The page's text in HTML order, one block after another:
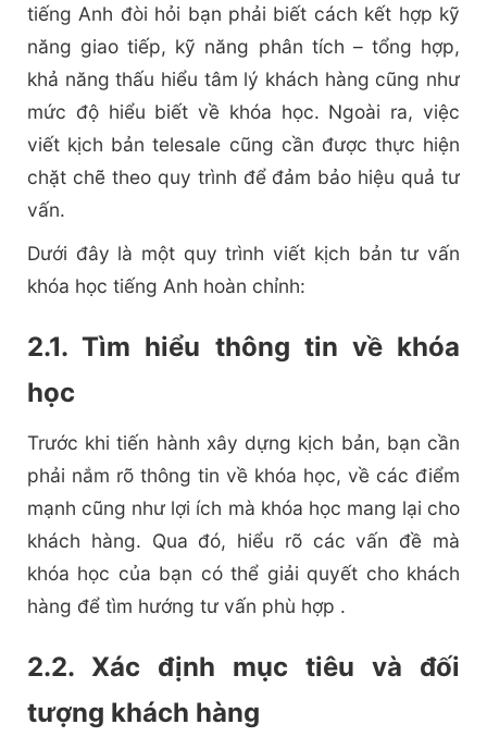
tiếng Anh đòi hỏi bạn phải biết cách kết hợp kỹ
năng giao tiếp, kỹ năng phân tích – tổng hợp,
khả năng thấu hiểu tâm lý khách hàng cũng như
mức độ hiểu biết về khóa học. Ngoài ra, việc
viết kịch bản telesale cũng cần được thực hiện
chặt chẽ theo quy trình để đảm bảo hiệu quả tư
vấn.
Dưới đây là một quy trình viết kịch bản tư vấn
khóa học tiếng Anh hoàn chỉnh:
2.1. Tìm hiểu thông tin về khóa
học
Trước khi tiến hành xây dựng kịch bản, bạn cần
phải nắm rõ thông tin về khóa học, về các điểm
mạnh cũng như lợi ích mà khóa học mang lại cho
khách hàng. Qua đó, hiểu rõ các vấn đề mà
khóa học của bạn có thể giải quyết cho khách
hàng để tìm hướng tư vấn phù hợp .
2.2. Xác định mục tiêu và đối
tượng khách hàng